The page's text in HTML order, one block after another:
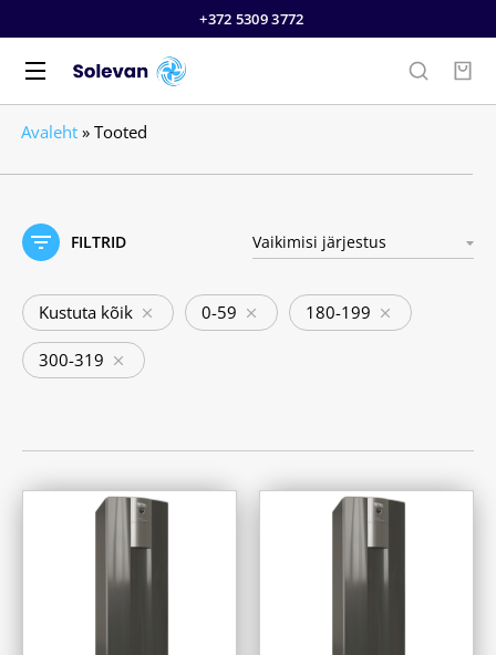
+372 5309 3772
Avaleht » Tooted
FILTRID
Kustuta kõik 0-59 180-199
300-319